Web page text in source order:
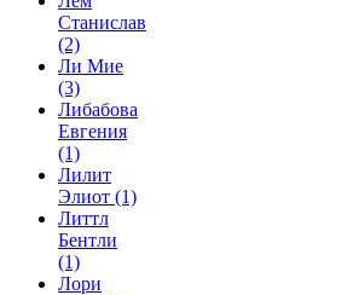
Станислав
(2)
Ли Мие
(3)
Либабова
Евгения
(1)
Лилит
Элиот (1)
Литтл
Бентли
(1)
Лори